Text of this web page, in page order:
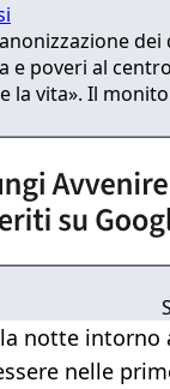
dei
e poveri al
la vita». Il
la notte intorno
nelle